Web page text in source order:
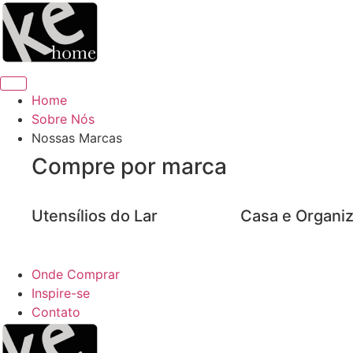
Ir
para
conteúdo
Home
Sobre Nós
Nossas Marcas
Compre por marca
Utensílios do Lar Casa e
Onde Comprar
Inspire-se
Contato